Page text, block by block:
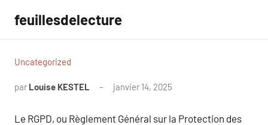
contenu
feuillesdelecture
Uncategorized
par Louise KESTEL janvier 14, 2025
Le RGPD, ou Règlement Général sur la Protection des